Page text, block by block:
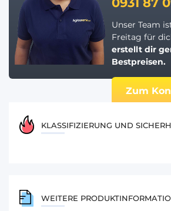
Unser Team
Freitag für
erstellt dir
Bestpreisen.
Zum
KLASSIFIZIERUNG UND
WEITERE